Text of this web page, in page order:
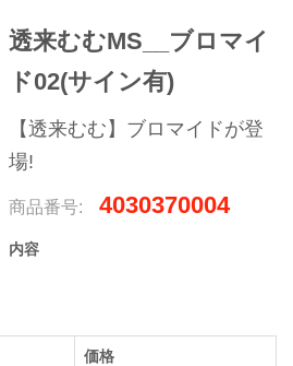
透来むむMS__ブロマイ
ド02(サイン有)
【透来むむ】ブロマイドが登
場!
商品番号: 4030370004
内容
価格